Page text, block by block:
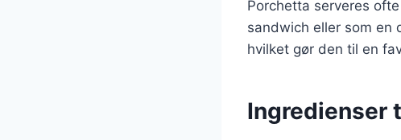
Porchetta serveres
sandwich eller som en
hvilket gør den til en
Ingredienser